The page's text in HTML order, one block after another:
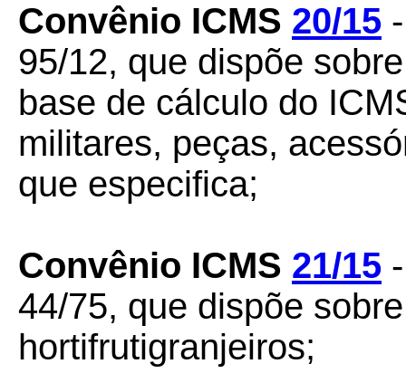
Convênio ICMS 20/15
95/12, que dispõe
base de cálculo do
militares, peças,
que especifica;
Convênio ICMS 21/15
44/75, que dispõe
hortifrutigranjeiros;